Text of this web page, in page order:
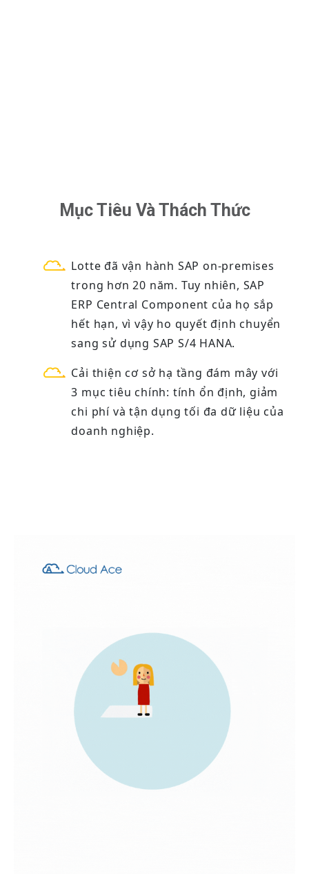
Mục Tiêu Và Thách Thức
Lotte đã vận hành SAP on-premises
trong hơn 20 năm. Tuy nhiên, SAP
ERP Central Component của họ sắp
hết hạn, vì vậy ho quyết định chuyển
sang sử dụng SAP S/4 HANA.
Cải thiện cơ sở hạ tầng đám mây với
3 mục tiêu chính: tính ổn định, giảm
chi phí và tận dụng tối đa dữ liệu của
doanh nghiệp.